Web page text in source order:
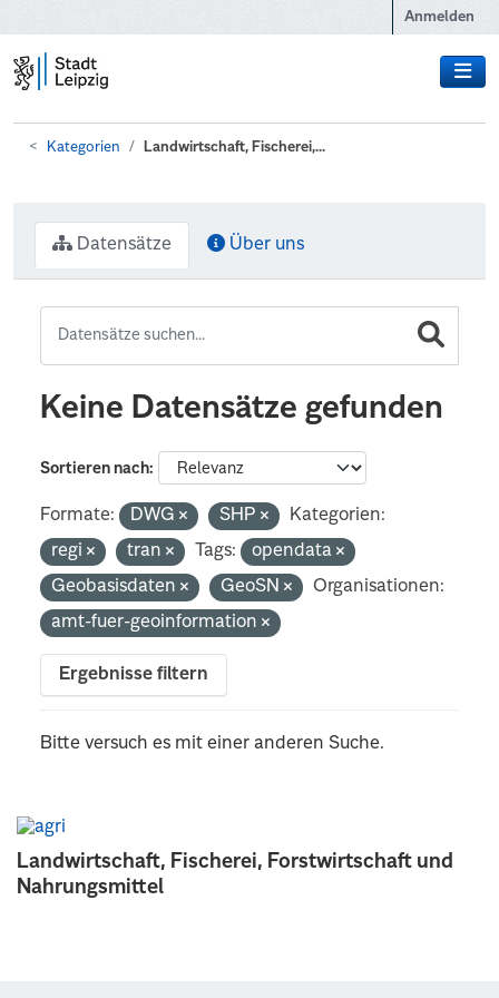
Anmelden
Kategorien Landwirtschaft, Fischerei,...
Landwirtschaft, Fischerei, Forstwirtschaft und
Nahrungsmittel
Datensätze Über uns
Keine Datensätze gefunden
Sortieren nach
Formate: DWG SHP
Kategorien:
regi
tran Tags:
opendata
Geobasisdaten
GeoSN
Organisationen:
amt-fuer-geoinformation
Ergebnisse filtern
Bitte versuch es mit einer anderen Suche.